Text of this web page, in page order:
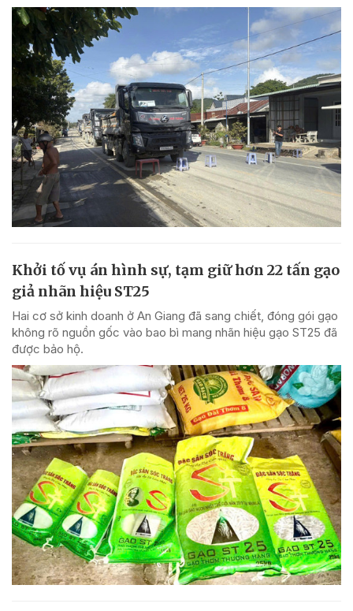
Khởi tố vụ án hình sự, tạm giữ hơn 22 tấn gạo
giả nhãn hiệu ST25
Hai cơ sở kinh doanh ở An Giang đã sang chiết, đóng gói gạo
không rõ nguồn gốc vào bao bì mang nhãn hiệu gạo ST25 đã
được bảo hộ.